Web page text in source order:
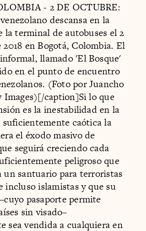
- 2 DE OCTUBRE:
descansa en la
la terminal de autobuses el 2
en Bogotá, Colombia. El
llamado 'El Bosque'
en el punto de encuentro
(Foto por Juancho
Images)[/caption]Si lo que
es la inestabilidad en la
suficientemente caótica la
el éxodo masivo de
seguirá creciendo cada
peligroso que
un santuario para terroristas
incluso islamistas y que su
pasaporte permite
sin visado–
sea vendida a cualquiera en